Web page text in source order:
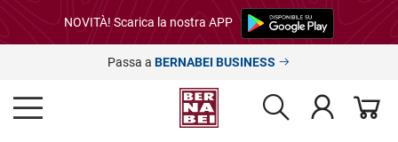
NOVITÀ! Scarica la nostra APP
Passa a BERNABEI BUSINESS